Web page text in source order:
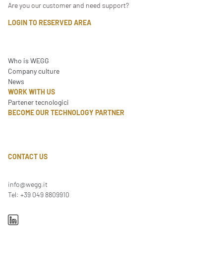
Are you our customer and need support?
LOGIN TO RESERVED AREA
Who is WEGG
Company culture
News
WORK WITH US
Partener tecnologici
BECOME OUR TECHNOLOGY PARTNER
CONTACT US
info@wegg.it
Tel: +39 049 8809910